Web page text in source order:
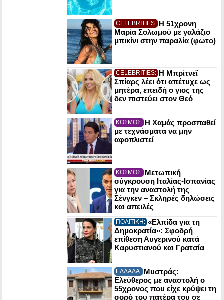
CELEBRITIES: Η 51χρονη
Μαρία Σολωμού με γαλάζιο
μπικίνι στην παραλία (φωτο)
CELEBRITIES: Η Μπρίτνεϊ
Σπίαρς λέει ότι απέτυχε ως
μητέρα, επειδή ο γιος της
δεν πιστεύει στον Θεό
ΚΟΣΜΟΣ: Η Χαμάς προσπαθεί
με τεχνάσματα να μην
αφοπλιστεί
ΚΟΣΜΟΣ: Μετωπική
σύγκρουση Ιταλίας-Ισπανίας
για την αναστολή της
Σένγκεν – Σκληρές δηλώσεις
και απειλές
ΠΟΛΙΤΙΚΗ: «Ελπίδα για τη
Δημοκρατία»: Σφοδρή
επίθεση Αυγερινού κατά
Καρυστιανού και Γρατσία
ΕΛΛΑΔΑ: Μυστράς:
Ελεύθερος με αναστολή ο
55χρονος που είχε κρύψει τη
σορό του πατέρα του σε